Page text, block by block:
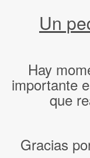
Un
Hay
importante
que
Gracias